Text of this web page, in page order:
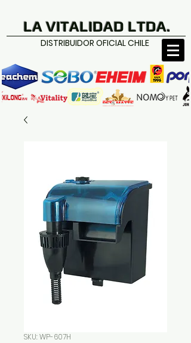
LA VITALIDAD LTDA.
DISTRIBUIDOR OFICIAL CHILE
SKU: WP-607H